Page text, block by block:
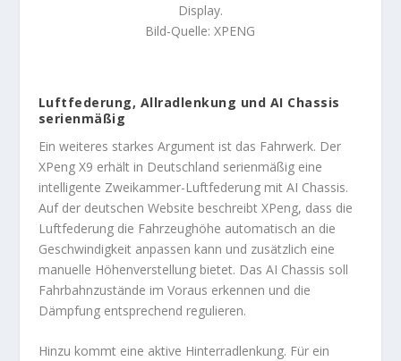
Display.
Bild-Quelle: XPENG
Luftfederung, Allradlenkung und AI Chassis
serienmäßig
Ein weiteres starkes Argument ist das Fahrwerk. Der
XPeng X9 erhält in Deutschland serienmäßig eine
intelligente Zweikammer-Luftfederung mit AI Chassis.
Auf der deutschen Website beschreibt XPeng, dass die
Luftfederung die Fahrzeughöhe automatisch an die
Geschwindigkeit anpassen kann und zusätzlich eine
manuelle Höhenverstellung bietet. Das AI Chassis soll
Fahrbahnzustände im Voraus erkennen und die
Dämpfung entsprechend regulieren.
Hinzu kommt eine aktive Hinterradlenkung. Für ein